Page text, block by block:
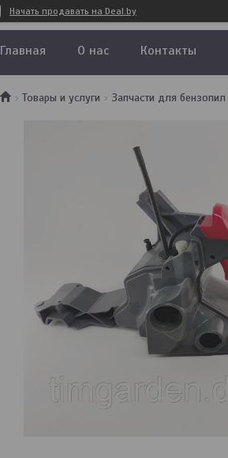
Начать продавать на Deal.by
Главная О нас Контакты
Товары и услуги Запчасти для бензопил